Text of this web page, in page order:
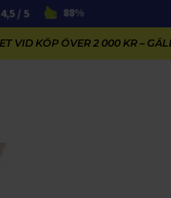
4,5 / 5 88%
VID KÖP ÖVER 2 000 KR –